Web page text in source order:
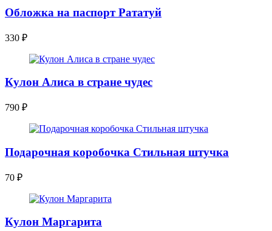
Обложка на паспорт Рататуй
330 ₽
Кулон Алиса в стране чудес
790 ₽
Подарочная коробочка Стильная штучка
70 ₽
Кулон Маргарита